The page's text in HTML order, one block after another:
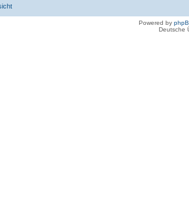
Powered by
Deutsche